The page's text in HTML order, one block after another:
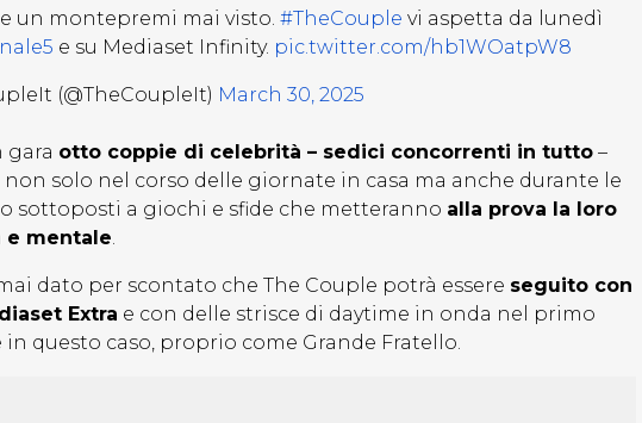
un montepremi mai visto.#TheCouple vi aspetta da lunedì
e su Mediaset Infinity. pic.twitter.com/hb1WOatpW8
(@TheCoupleIt) March 30, 2025
gara otto coppie di celebrità – sedici concorrenti in tutto –
solo nel corso delle giornate in casa ma anche durante le
sottoposti a giochi e sfide che metteranno alla prova la loro
e mentale.
dato per scontato che The Couple potrà essere seguito con
Extra e con delle strisce di daytime in onda nel primo
questo caso, proprio come Grande Fratello.